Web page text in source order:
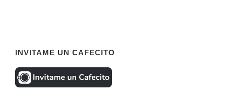
INVITAME UN CAFECITO